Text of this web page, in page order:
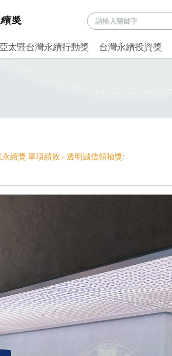
亞太暨台灣永續行動獎 台灣永續投資獎
續獎 單項績效 - 透明誠信領袖獎: